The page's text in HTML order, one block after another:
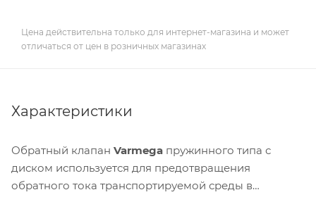
Цена действительна только для интернет-магазина и может
отличаться от цен в розничных магазинах
Характеристики
Обратный клапан Varmega пружинного типа с
диском используется для предотвращения
обратного тока транспортируемой среды в